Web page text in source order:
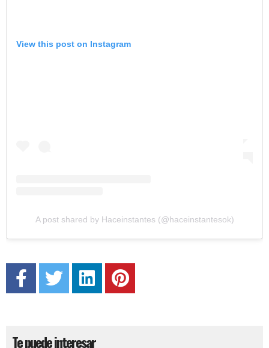
View this post on Instagram
A post shared by Haceinstantes (@haceinstantesok)
Te puede interesar